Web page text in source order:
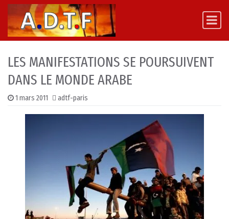
Skip to content
Main Navigation
LES MANIFESTATIONS SE POURSUIVENT
DANS LE MONDE ARABE
1 mars 2011 adtf-paris